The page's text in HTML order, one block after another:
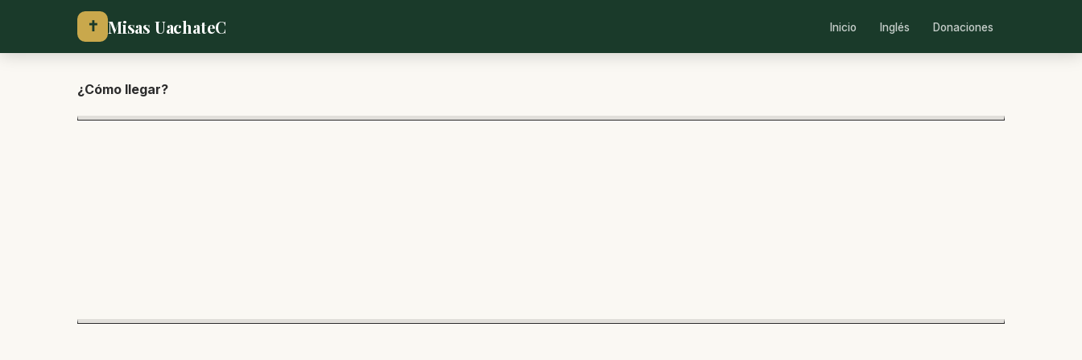
✝ Misas UachateC Inicio Inglés Donaciones
¿Cómo llegar?